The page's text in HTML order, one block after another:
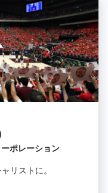
ポレーション
リストに。